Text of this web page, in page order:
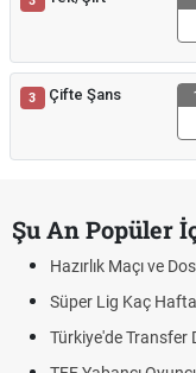
3 Çifte Şans
Şu An Popüler
Maçlardan Farkları
ve Bitiyor?